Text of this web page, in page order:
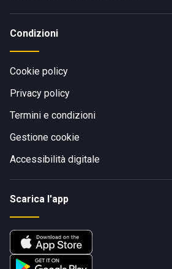
Condizioni
Cookie policy
Privacy policy
Termini e condizioni
Gestione cookie
Accessibilità digitale
Scarica l'app